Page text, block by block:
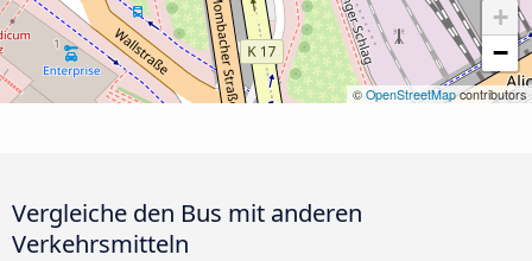
+
−
© OpenStreetMapcontributors
Vergleiche den Bus mit anderen
Verkehrsmitteln